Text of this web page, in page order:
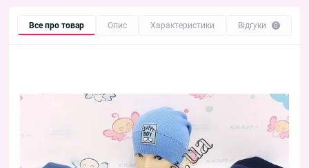
Все про товар Опис Характеристики Відгуки 0